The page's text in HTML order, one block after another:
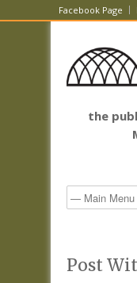
Facebook Page
the
Post